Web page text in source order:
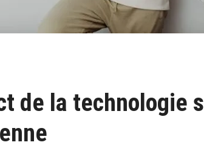
de la technologie